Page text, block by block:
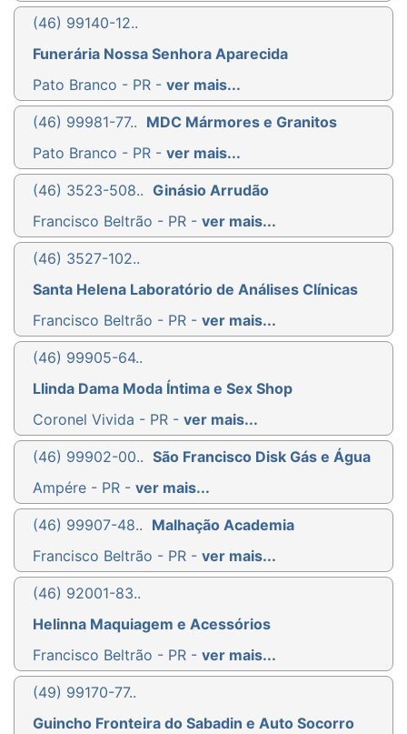
(46) 99140-12..
Funerária Nossa Senhora Aparecida
Pato Branco - PR - ver mais...
(46) 99981-77.. MDC Mármores e Granitos
Pato Branco - PR - ver mais...
(46) 3523-508.. Ginásio Arrudão
Francisco Beltrão - PR - ver mais...
(46) 3527-102..
Santa Helena Laboratório de Análises Clínicas
Francisco Beltrão - PR - ver mais...
(46) 99905-64..
Llinda Dama Moda Íntima e Sex Shop
Coronel Vivida - PR - ver mais...
(46) 99902-00.. São Francisco Disk Gás e Água
Ampére - PR - ver mais...
(46) 99907-48.. Malhação Academia
Francisco Beltrão - PR - ver mais...
(46) 92001-83..
Helinna Maquiagem e Acessórios
Francisco Beltrão - PR - ver mais...
(49) 99170-77..
Guincho Fronteira do Sabadin e Auto Socorro